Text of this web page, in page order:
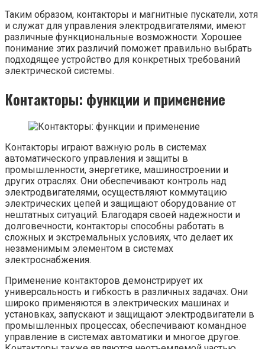
Таким образом, контакторы и магнитные пускатели, хотя
и служат для управления электродвигателями, имеют
различные функциональные возможности. Хорошее
понимание этих различий поможет правильно выбрать
подходящее устройство для конкретных требований
электрической системы.
Контакторы: функции и применение
Контакторы играют важную роль в системах
автоматического управления и защиты в
промышленности, энергетике, машиностроении и
других отраслях. Они обеспечивают контроль над
электродвигателями, осуществляют коммутацию
электрических цепей и защищают оборудование от
нештатных ситуаций. Благодаря своей надежности и
долговечности, контакторы способны работать в
сложных и экстремальных условиях, что делает их
незаменимым элементом в системах
электроснабжения.
Применение контакторов демонстрирует их
универсальность и гибкость в различных задачах. Они
широко применяются в электрических машинах и
установках, запускают и защищают электродвигатели в
промышленных процессах, обеспечивают командное
управление в системах автоматики и многое другое.